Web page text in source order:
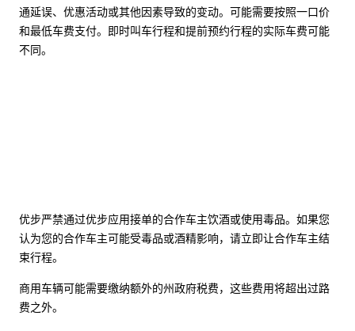
通延误、优惠活动或其他因素导致的变动。可能需要按照一口价
和最低车费支付。即时叫车行程和提前预约行程的实际车费可能
不同。
优步严禁通过优步应用接单的合作车主饮酒或使用毒品。如果您
认为您的合作车主可能受毒品或酒精影响，请立即让合作车主结
束行程。
商用车辆可能需要缴纳额外的州政府税费，这些费用将超出过路
费之外。